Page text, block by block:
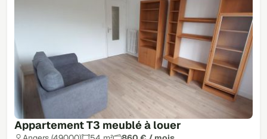
Appartement T3 meublé à louer